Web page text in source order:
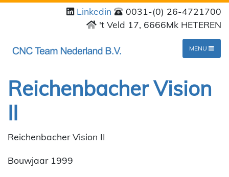
Linkedin
0031-(0) 26-4721700
't Veld 17, 6666Mk HETEREN
MENU
Reichenbacher Vision
II
Reichenbacher Vision II
Bouwjaar 1999